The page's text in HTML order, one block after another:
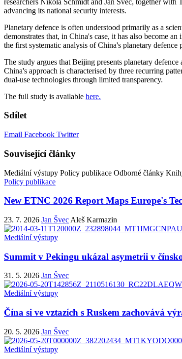
advancing its national security interests.
Planetary defence is often understood primarily as a
demonstrates that, in China's case, it has also become
the first systematic analysis of China's planetary
The study argues that Beijing presents planetary
China's approach is characterised by three recurring
dual-use technologies through limited transparency.
The full study is available here.
Sdílet
Email Facebook Twitter
Související články
Mediální výstupy Policy publikace Odborné články
Policy publikace
New ETNC 2026 Report Maps Europe's
23. 7. 2026 Jan Švec Aleš Karmazin
Mediální výstupy
Summit v Pekingu ukázal asymetrii v
31. 5. 2026 Jan Švec
Mediální výstupy
Čína si ve vztazích s Ruskem zachovává
20. 5. 2026 Jan Švec
Mediální výstupy